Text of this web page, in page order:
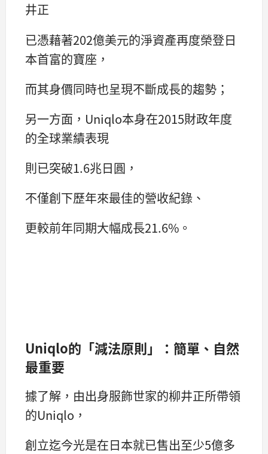
井正
已憑藉著202億美元的淨資產再度榮登日
本首富的寶座，
而其身價同時也呈現不斷成長的趨勢；
另一方面，Uniqlo本身在2015財政年度
的全球業績表現
則已突破1.6兆日圓，
不僅創下歷年來最佳的營收紀錄、
更較前年同期大幅成長21.6%。
Uniqlo的「減法原則」：簡單、自然
最重要
據了解，由出身服飾世家的柳井正所帶領
的Uniqlo，
創立迄今光是在日本就已售出至少5億多